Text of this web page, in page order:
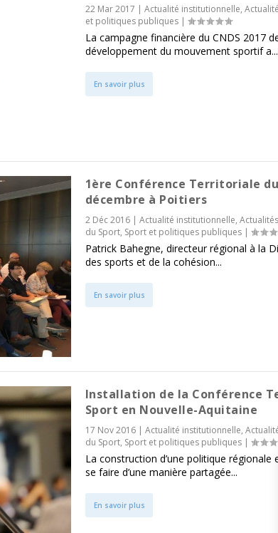
22 Mar 2017 | Actualité institutionnelle,
et politiques publiques|
La campagne financière du CNDS 2017
développement du mouvement sportif a...
En savoir plus
1ère Conférence Territoriale
décembre à Poitiers
2 Déc 2016| Actualité institutionnelle, Actualités
du Sport, Sport et politiques publiques|
Patrick Bahegne, directeur régional à la
des sports et de la cohésion...
En savoir plus
Installation de la Conférence
Sport en Nouvelle-Aquitaine
17 Nov 2016| Actualité institutionnelle,
du Sport, Sport et politiques publiques|
La construction d’une politique régionale
se faire d’une manière partagée...
En savoir plus